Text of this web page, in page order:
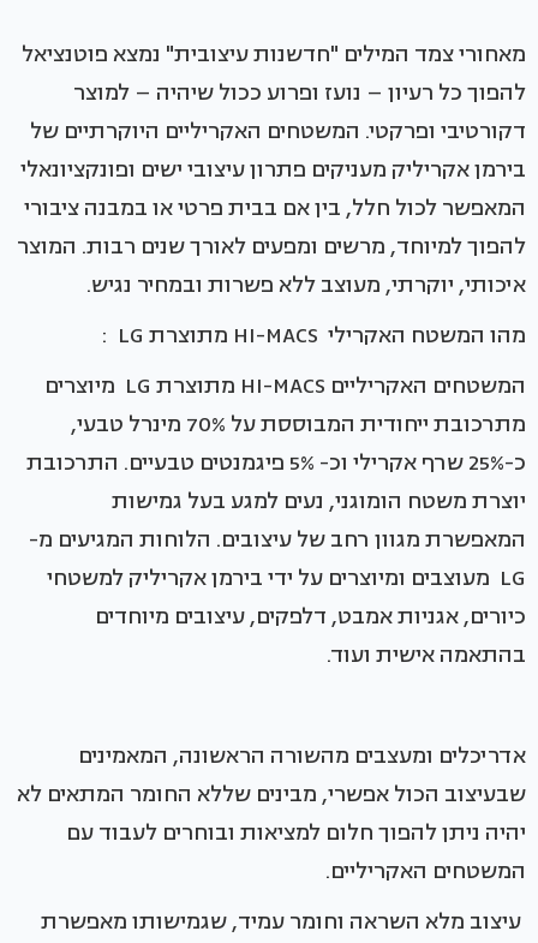
מאחורי צמד המילים "חדשנות עיצובית" נמצא פוטנציאל
להפוך כל רעיון – נועז ופרוע ככול שיהיה – למוצר
דקורטיבי ופרקטי. המשטחים האקריליים היוקרתיים של
בירמן אקריליק מעניקים פתרון עיצובי ישים ופונקציונאלי
המאפשר לכול חלל, בין אם בבית פרטי או במבנה ציבורי
להפוך למיוחד, מרשים ומפעים לאורך שנים רבות. המוצר
איכותי, יוקרתי, מעוצב ללא פשרות ובמחיר נגיש.
מהו המשטח האקרילי HI-MACS מתוצרת LG :
המשטחים האקריליים HI-MACS מתוצרת LG מיוצרים
מתרכובת ייחודית המבוססת על 70% מינרל טבעי,
כ-25% שרף אקרילי וכ- 5% פיגמנטים טבעיים. התרכובת
יוצרת משטח הומוגני, נעים למגע בעל גמישות
המאפשרת מגוון רחב של עיצובים. הלוחות המגיעים מ-
LG מעוצבים ומיוצרים על ידי בירמן אקריליק למשטחי
כיורים, אגניות אמבט, דלפקים, עיצובים מיוחדים
בהתאמה אישית ועוד.
אדריכלים ומעצבים מהשורה הראשונה, המאמינים
שבעיצוב הכול אפשרי, מבינים שללא החומר המתאים לא
יהיה ניתן להפוך חלום למציאות ובוחרים לעבוד עם
המשטחים האקריליים.
עיצוב מלא השראה וחומר עמיד, שגמישותו מאפשרת